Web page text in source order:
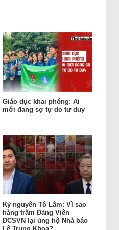
Giáo dục khai phóng: Ai
mới đang sợ tự do tư duy
Kỷ nguyên Tô Lâm: Vì sao
hàng trăm Đảng Viên
ĐCSVN lại ủng hộ Nhà báo